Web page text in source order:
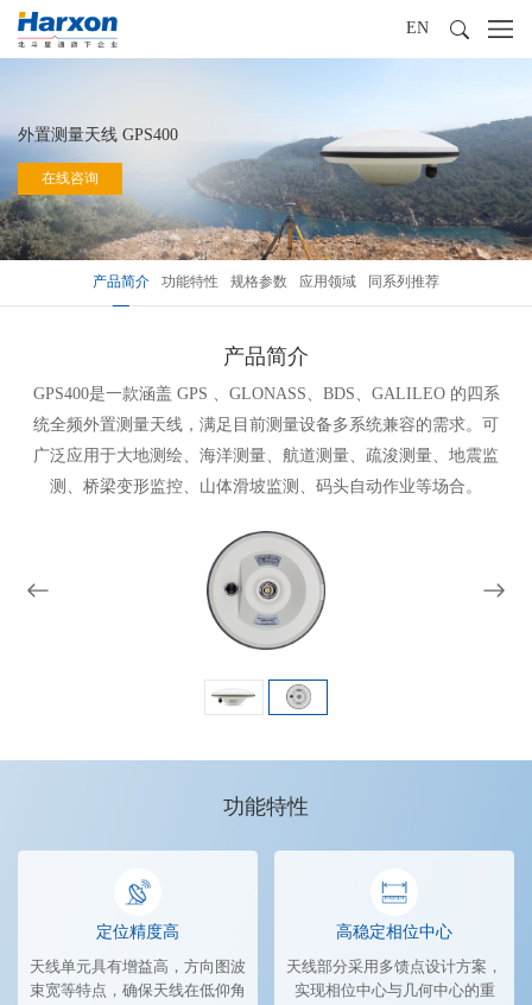
EN
外置测量天线 GPS400
在线咨询
产品简介 功能特性 规格参数 应用领域 同系列推荐
产品简介
GPS400是一款涵盖 GPS 、GLONASS、BDS、GALILEO 的四系
统全频外置测量天线，满足目前测量设备多系统兼容的需求。可
广泛应用于大地测绘、海洋测量、航道测量、疏浚测量、地震监
测、桥梁变形监控、山体滑坡监测、码头自动作业等场合。
功能特性
定位精度高
天线单元具有增益高，方向图波
束宽等特点，确保天线在低仰角
高稳定相位中心
天线部分采用多馈点设计方案，
实现相位中心与几何中心的重